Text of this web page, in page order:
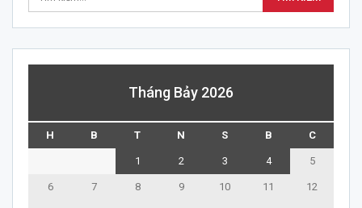
Tháng Bảy 2026
H B T N S B C
1 2 3 4 5
6 7 8 9 10 11 12